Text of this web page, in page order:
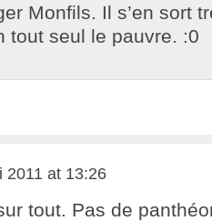
Monfils. Il s’en sort
tout seul le pauvre. :0
2011 at 13:26
tout. Pas de